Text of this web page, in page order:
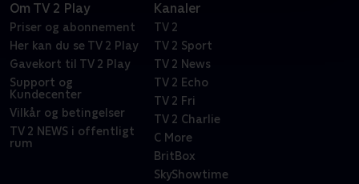
Om TV 2 Play
Priser og abonnement
Her kan du se TV 2 Play
Gavekort til TV 2 Play
Support og
Kundecenter
Vilkår og betingelser
TV 2 NEWS i offentligt
rum
Kanaler
TV 2
TV 2 Sport
TV 2 News
TV 2 Echo
TV 2 Fri
TV 2 Charlie
C More
BritBox
SkyShowtime